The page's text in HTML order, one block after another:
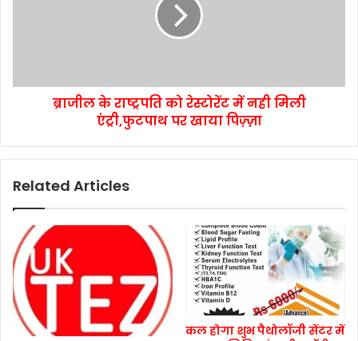
ब्राजील के राष्ट्रपति को रेस्टोरेंट में नही मिली
एंट्री,फुटपाथ पर खाया पिज़्ज़ा
Related Articles
कल होगा शुभ पैथोलॉजी सेंटर में